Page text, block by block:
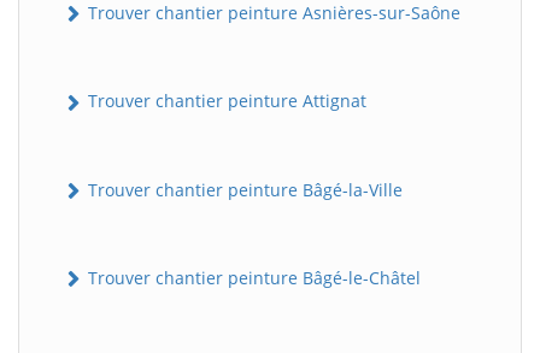
Trouver chantier peinture Asnières-sur-Saône
Trouver chantier peinture Attignat
Trouver chantier peinture Bâgé-la-Ville
Trouver chantier peinture Bâgé-le-Châtel